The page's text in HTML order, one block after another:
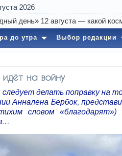
2026
до утра Выбор редакции
на войну
следует делать поправку на
Анналена Бербок,
словом «благодарят»)